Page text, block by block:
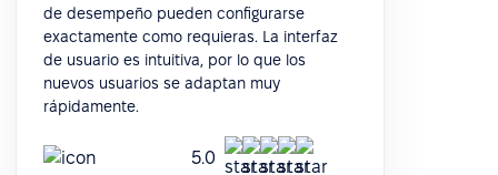
de desempeño pueden configurarse
exactamente como requieras. La interfaz
de usuario es intuitiva, por lo que los
nuevos usuarios se adaptan muy
rápidamente.
5.0